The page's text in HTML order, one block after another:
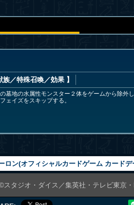
族／特殊召喚／効果 】
墓地の水属性モンスター２体をゲームから除外
ェイズをスキップする。
ロン(オフィシャルカードゲーム カード
スタジオ・ダイス／集英社・テレビ東京